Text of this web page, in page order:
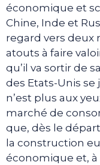
économique et
Chine, Inde et
regard vers deux
atouts à faire
qu’il va sortir de
des Etats-Unis se
n’est plus aux
marché de
que, dès le
la construction
économique et, à